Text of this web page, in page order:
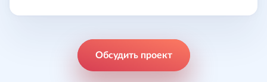
Обсудить проект